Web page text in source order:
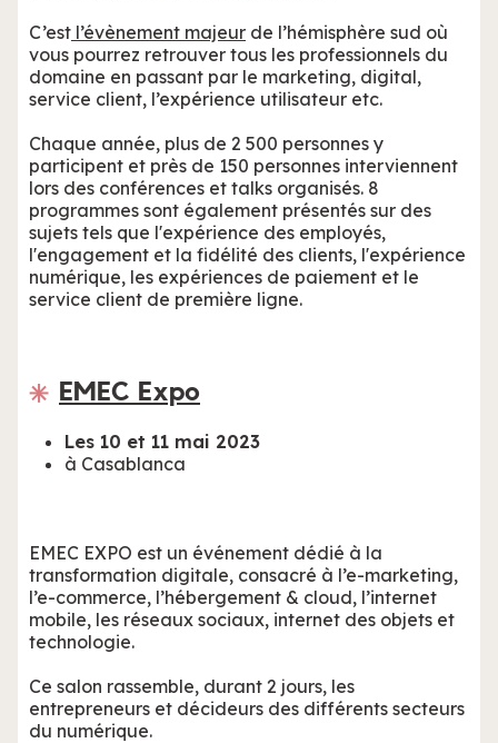
C’est l’évènement majeur de l’hémisphère sud où
vous pourrez retrouver tous les professionnels du
domaine en passant par le marketing, digital,
service client, l’expérience utilisateur etc.
Chaque année, plus de 2 500 personnes y
participent et près de 150 personnes interviennent
lors des conférences et talks organisés. 8
programmes sont également présentés sur des
sujets tels que l'expérience des employés,
l'engagement et la fidélité des clients, l'expérience
numérique, les expériences de paiement et le
service client de première ligne.
EMEC Expo
Les 10 et 11 mai 2023
à Casablanca
EMEC EXPO est un événement dédié à la
transformation digitale, consacré à l’e-marketing,
l’e-commerce, l’hébergement & cloud, l’internet
mobile, les réseaux sociaux, internet des objets et
technologie.
Ce salon rassemble, durant 2 jours, les
entrepreneurs et décideurs des différents secteurs
du numérique.